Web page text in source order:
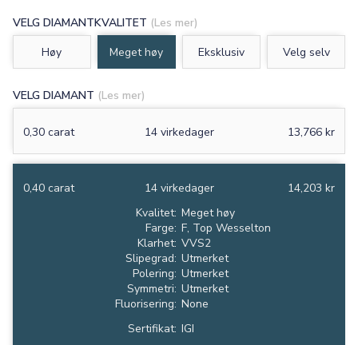
VELG DIAMANTKVALITET (Les mer)
Høy
Meget høy Eksklusiv Velg selv
VELG DIAMANT (Les mer)
0,30 carat 13,766 kr
14 virkedager
0,40 carat 14,203 kr
14 virkedager
Kvalitet: Meget høy
Farge: F, Top Wesselton
Klarhet: VVS2
Slipegrad: Utmerket
Polering: Utmerket
Symmetri: Utmerket
Fluorisering: None
Sertifikat: IGI